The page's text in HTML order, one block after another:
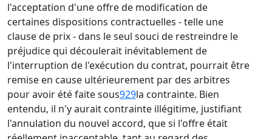
l'acceptation d'une offre de modification de
certaines dispositions contractuelles - telle une
clause de prix - dans le seul souci de restreindre le
préjudice qui découlerait inévitablement de
l'interruption de l'exécution du contrat, pourrait être
remise en cause ultérieurement par des arbitres
pour avoir été faite sous929la contrainte. Bien
entendu, il n'y aurait contrainte illégitime, justifiant
l'annulation du nouvel accord, que si l'offre était